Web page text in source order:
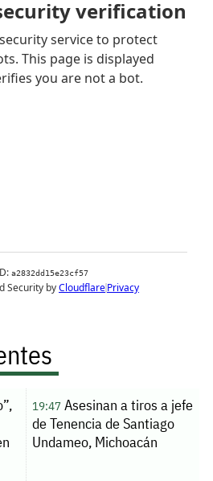
19:47Asesinan a tiros a jefe
de Tenencia de Santiago
Undameo, Michoacán